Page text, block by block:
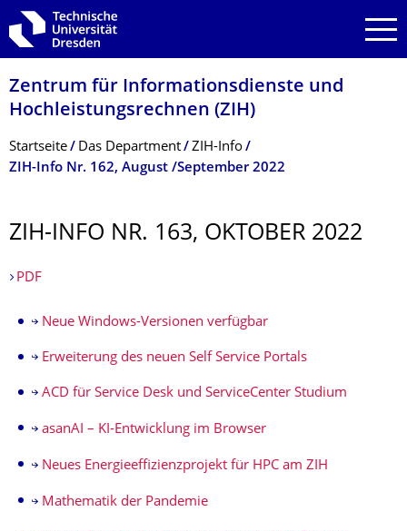
Zur Hauptnavigation springen
Zur Suche springen
Zum Inhalt springen
Zentrum für Informations­dienste und
Hochleistungs­rechnen (ZIH)
Breadcrumb-Menü
Startseite Das Department
ZIH-Info
ZIH-Info Nr. 162, August /September 2022
ZIH-INFO NR. 163, OKTOBER 2022
PDF
Neue Windows-Versionen verfügbar
Erweiterung des neuen Self Service Portals
ACD für Service Desk und ServiceCenter Studium
asanAI – KI-Entwicklung im Browser
Neues Energieeffizienzprojekt für HPC am ZIH
Mathematik der Pandemie